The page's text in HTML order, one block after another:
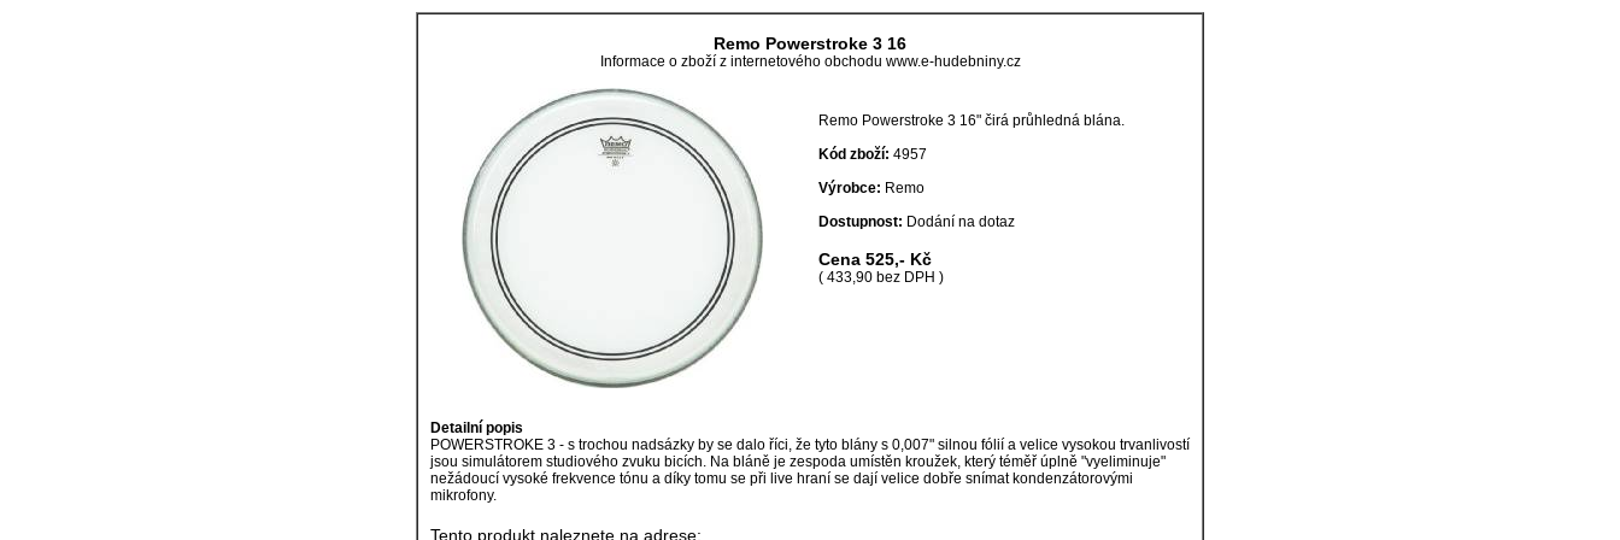
Remo Powerstroke 3 16
Informace o zboží z internetového obchodu www.e-hudebniny.cz
Remo Powerstroke 3 16" čirá průhledná blána.
Kód zboží: 4957
Výrobce: Remo
Dostupnost: Dodání na dotaz
Cena 525,- Kč
( 433,90 bez DPH )
Detailní popis
POWERSTROKE 3 - s trochou nadsázky by se dalo říci, že tyto blány s 0,007" silnou fólií a velice vysokou trvanlivostí
jsou simulátorem studiového zvuku bicích. Na bláně je zespoda umístěn kroužek, který téměř úplně "vyeliminuje"
nežádoucí vysoké frekvence tónu a díky tomu se při live hraní se dají velice dobře snímat kondenzátorovými
mikrofony.
Tento produkt naleznete na adrese: